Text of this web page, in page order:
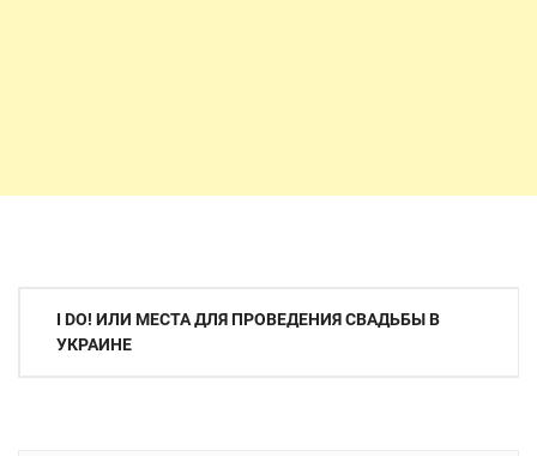
Навигация
I DO! ИЛИ МЕСТА ДЛЯ ПРОВЕДЕНИЯ СВАДЬБЫ В
УКРАИНЕ